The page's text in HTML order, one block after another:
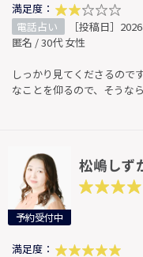
満足度：
電話占い
［投稿日］
匿名 / 30代 女性
しっかり見てくださるので
なことを仰るので、そうな
予約受付中
松嶋しず
満足度：